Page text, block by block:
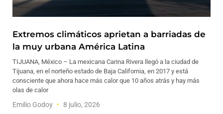
Extremos climáticos aprietan a barriadas de
la muy urbana América Latina
TIJUANA, México – La mexicana Carina Rivera llegó a la ciudad de
Tijuana, en el norteño estado de Baja California, en 2017 y está
consciente que ahora hace más calor que 10 años atrás y hay más
olas de calor
Emilio Godoy 8 julio, 2026